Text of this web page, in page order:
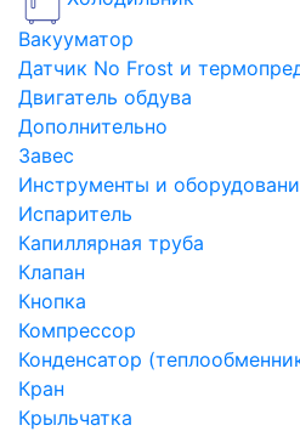
Вакууматор
Датчик No Frost и
Двигатель обдува
Дополнительно
Завес
Инструменты и
Испаритель
Капиллярная труба
Клапан
Кнопка
Компрессор
Конденсатор
Кран
Крыльчатка